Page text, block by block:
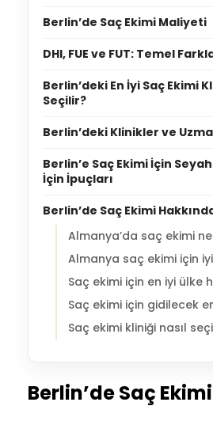
Berlin’de Saç Ekimi Maliyeti
DHI, FUE ve FUT: Temel
Berlin’deki En İyi Saç Ekimi
Seçilir?
Berlin’deki Klinikler ve
Berlin’e Saç Ekimi İçin
İçin İpuçları
Berlin’de Saç Ekimi
Almanya’da saç ekimi
Almanya saç ekimi için
Saç ekimi için en iyi ülke
Saç ekimi için gidilecek
Saç ekimi kliniği nasıl
Berlin’de Saç Ekimi